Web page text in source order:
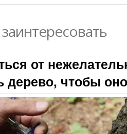
от
дерево, чтобы